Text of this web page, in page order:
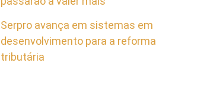
Serpro avança em sistemas em
desenvolvimento para a reforma
tributária